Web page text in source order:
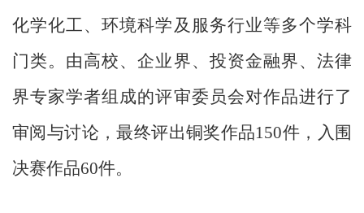
化学化工、环境科学及服务行业等多个学科
门类。由高校、企业界、投资金融界、法律
界专家学者组成的评审委员会对作品进行了
审阅与讨论，最终评出铜奖作品150件，入围
决赛作品60件。